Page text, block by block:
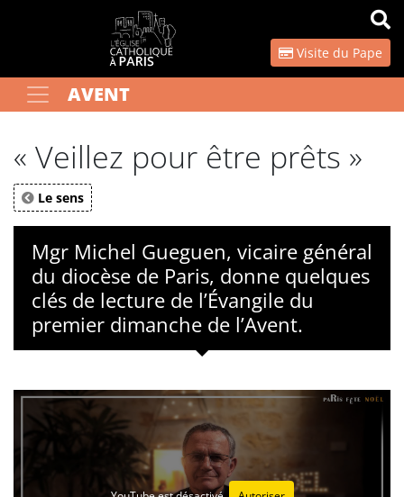
Visite du Pape
Votre recherche
AVENT
« Veillez pour être prêts »
Le sens
Mgr Michel Gueguen, vicaire général
du diocèse de Paris, donne quelques
clés de lecture de l’Évangile du
premier dimanche de l’Avent.
Panneau de gestion des cookies